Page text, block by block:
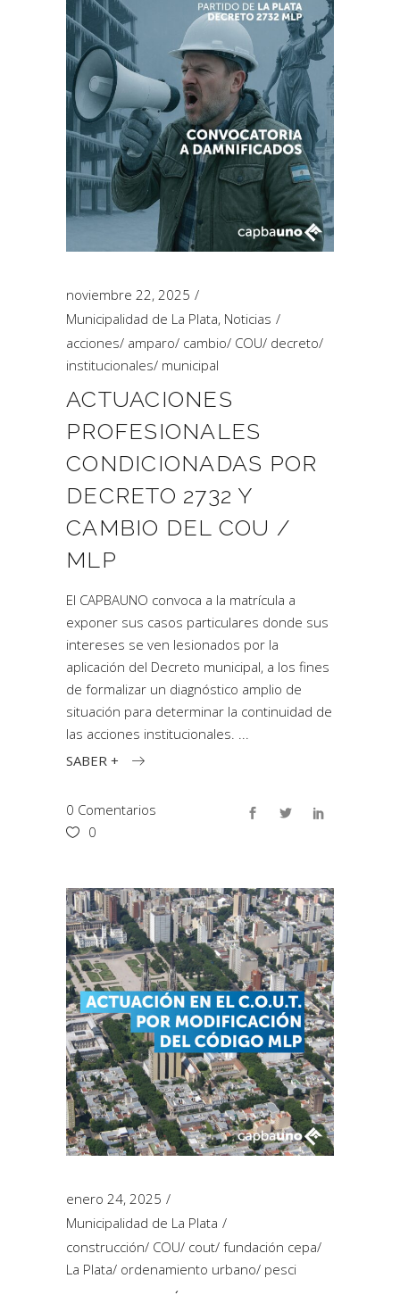
noviembre 22, 2025
Municipalidad de La Plata, Noticias
acciones/ amparo/ cambio/ COU/ decreto/
institucionales/ municipal
ACTUACIONES
PROFESIONALES
CONDICIONADAS POR
DECRETO 2732 Y
CAMBIO DEL COU /
MLP
El CAPBAUNO convoca a la matrícula a
exponer sus casos particulares donde sus
intereses se ven lesionados por la
aplicación del Decreto municipal, a los fines
de formalizar un diagnóstico amplio de
situación para determinar la continuidad de
las acciones institucionales.
SABER +
0 Comentarios
0
enero 24, 2025
Municipalidad de La Plata
construcción/ COU/ cout/ fundación cepa/
La Plata/ ordenamiento urbano/ pesci